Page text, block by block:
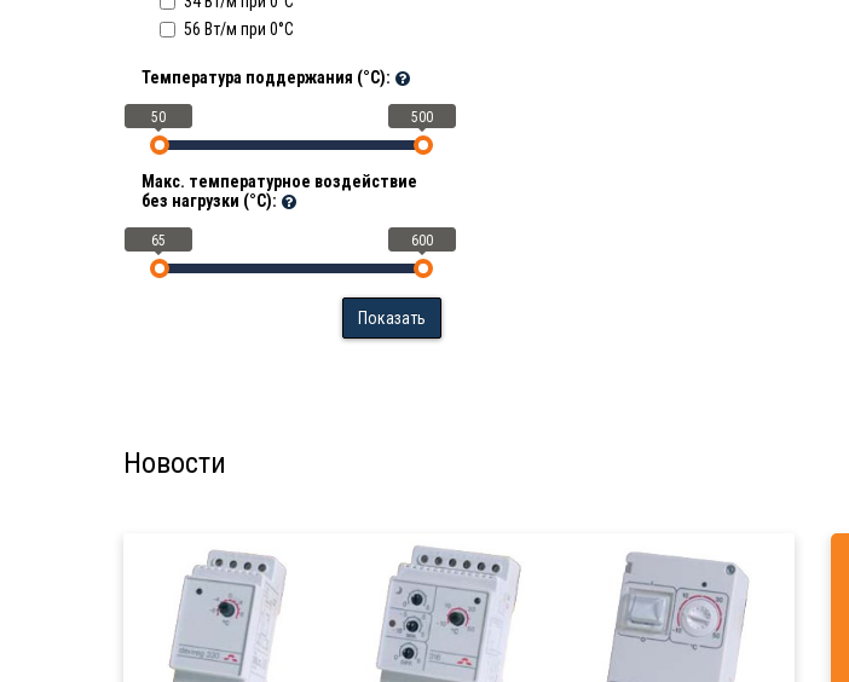
56 Вт/м при 0°C
Температура поддержания (°С):
50 500
Макс. температурное воздействие
без нагрузки (°С):
65 600
Показать
Новости